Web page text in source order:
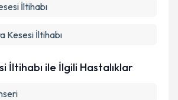
İltihabı
Kesesi İltihabı
İltihabı ile İlgili Hastalıklar